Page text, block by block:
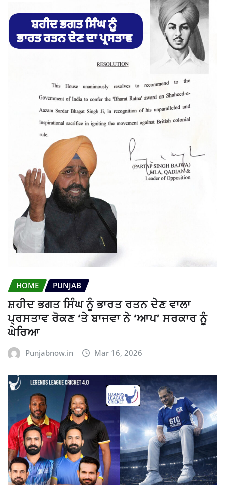
HOME PUNJAB
ਸ਼ਹੀਦ ਭਗਤ ਸਿੰਘ ਨੂੰ ਭਾਰਤ ਰਤਨ ਦੇਣ ਵਾਲਾ
ਪ੍ਰਸਤਾਵ ਰੋਕਣ ‘ਤੇ ਬਾਜਵਾ ਨੇ ‘ਆਪ’ ਸਰਕਾਰ ਨੂੰ
ਘੇਰਿਆ
Punjabnow.in Mar 16, 2026